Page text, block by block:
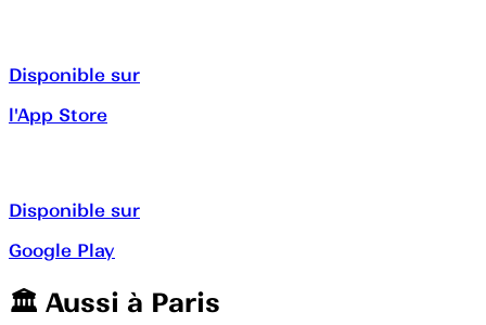
Disponible sur
l'App Store
Disponible sur
Google Play
🏛️️ Aussi à Paris